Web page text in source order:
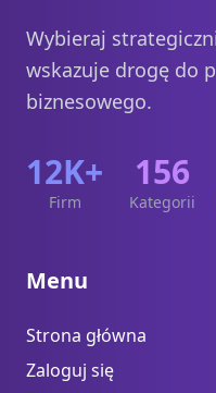
Wybieraj
wskazuje drogę do
biznesowego.
12K+
Firm
156
Kategorii
Menu
Strona główna
Zaloguj się